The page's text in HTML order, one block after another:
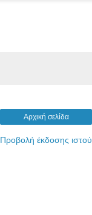
Αρχική σελίδα
Προβολή έκδοσης ιστού